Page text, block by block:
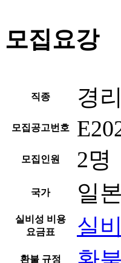
모집요강
직종 경
모집공고번호
모집인원 2명
국가 일본
실비성 비용
요금표
실
환불 규정